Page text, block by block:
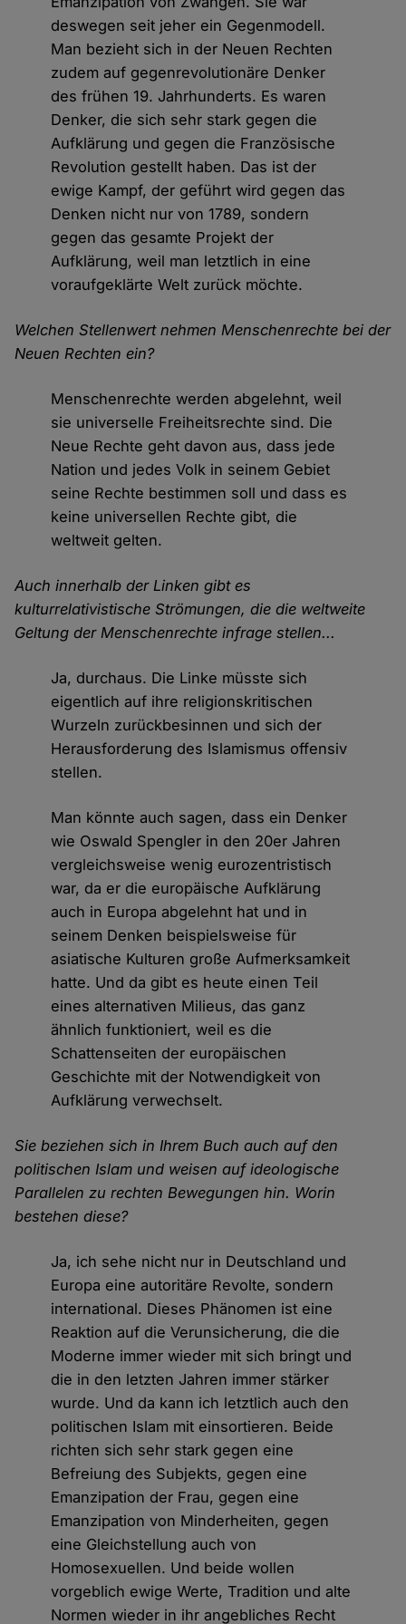
deswegen seit jeher ein Gegenmodell.
Man bezieht sich in der Neuen Rechten
zudem auf gegenrevolutionäre Denker
des frühen 19. Jahrhunderts. Es waren
Denker, die sich sehr stark gegen die
Aufklärung und gegen die Französische
Revolution gestellt haben. Das ist der
ewige Kampf, der geführt wird gegen das
Denken nicht nur von 1789, sondern
gegen das gesamte Projekt der
Aufklärung, weil man letztlich in eine
voraufgeklärte Welt zurück möchte.
Welchen Stellenwert nehmen Menschenrechte bei der
Neuen Rechten ein?
Menschenrechte werden abgelehnt, weil
sie universelle Freiheitsrechte sind. Die
Neue Rechte geht davon aus, dass jede
Nation und jedes Volk in seinem Gebiet
seine Rechte bestimmen soll und dass es
keine universellen Rechte gibt, die
weltweit gelten.
Auch innerhalb der Linken gibt es
kulturrelativistische Strömungen, die die weltweite
Geltung der Menschenrechte infrage stellen...
Ja, durchaus. Die Linke müsste sich
eigentlich auf ihre religionskritischen
Wurzeln zurückbesinnen und sich der
Herausforderung des Islamismus offensiv
stellen.
Man könnte auch sagen, dass ein Denker
wie Oswald Spengler in den 20er Jahren
vergleichsweise wenig eurozentristisch
war, da er die europäische Aufklärung
auch in Europa abgelehnt hat und in
seinem Denken beispielsweise für
asiatische Kulturen große Aufmerksamkeit
hatte. Und da gibt es heute einen Teil
eines alternativen Milieus, das ganz
ähnlich funktioniert, weil es die
Schattenseiten der europäischen
Geschichte mit der Notwendigkeit von
Aufklärung verwechselt.
Sie beziehen sich in Ihrem Buch auch auf den
politischen Islam und weisen auf ideologische
Parallelen zu rechten Bewegungen hin. Worin
bestehen diese?
Ja, ich sehe nicht nur in Deutschland und
Europa eine autoritäre Revolte, sondern
international. Dieses Phänomen ist eine
Reaktion auf die Verunsicherung, die die
Moderne immer wieder mit sich bringt und
die in den letzten Jahren immer stärker
wurde. Und da kann ich letztlich auch den
politischen Islam mit einsortieren. Beide
richten sich sehr stark gegen eine
Befreiung des Subjekts, gegen eine
Emanzipation der Frau, gegen eine
Emanzipation von Minderheiten, gegen
eine Gleichstellung auch von
Homosexuellen. Und beide wollen
vorgeblich ewige Werte, Tradition und alte
Normen wieder in ihr angebliches Recht